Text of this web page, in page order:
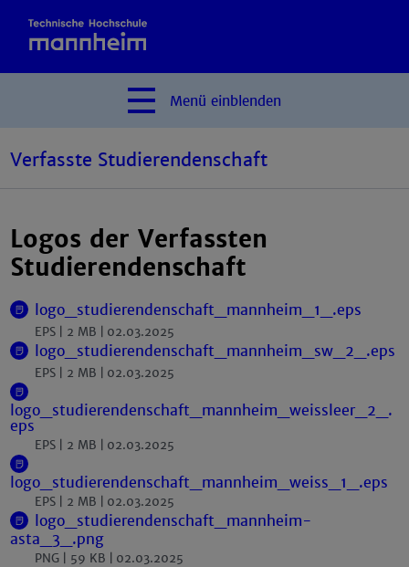
Menü einblenden
Verfasste Studierendenschaft
Logos der Verfassten
Studierendenschaft
logo_studierendenschaft_mannheim_1_.eps
EPS 2 MB 02.03.2025
logo_studierendenschaft_mannheim_sw_2_.eps
EPS 2 MB 02.03.2025
logo_studierendenschaft_mannheim_weissleer_2_.
eps
EPS 2 MB 02.03.2025
logo_studierendenschaft_mannheim_weiss_1_.eps
EPS 2 MB 02.03.2025
logo_studierendenschaft_mannheim-
asta_3_.png
PNG 59 KB 02.03.2025